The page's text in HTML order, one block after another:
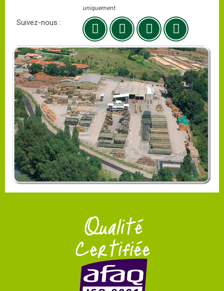
uniquement.
Suivez-nous :
Qualité
Certifiée